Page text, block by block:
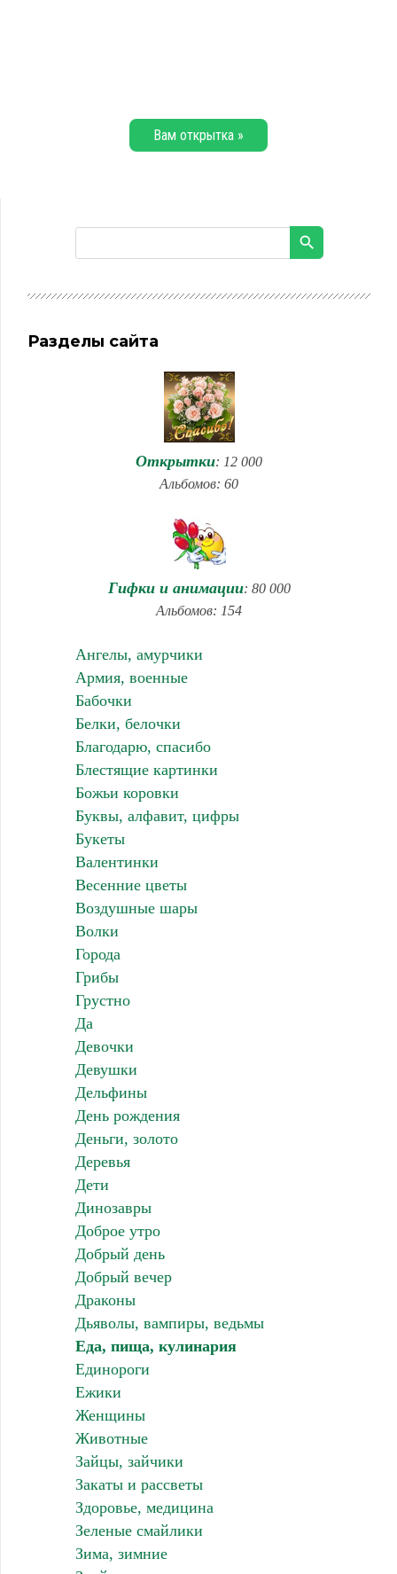
Вам открытка »
Разделы сайта
Открытки: 12 000
Альбомов: 60
Гифки и анимации: 80 000
Альбомов: 154
Ангелы, амурчики
Армия, военные
Бабочки
Белки, белочки
Благодарю, спасибо
Блестящие картинки
Божьи коровки
Буквы, алфавит, цифры
Букеты
Валентинки
Весенние цветы
Воздушные шары
Волки
Города
Грибы
Грустно
Да
Девочки
Девушки
Дельфины
День рождения
Деньги, золото
Деревья
Дети
Динозавры
Доброе утро
Добрый день
Добрый вечер
Драконы
Дьяволы, вампиры, ведьмы
Еда, пища, кулинария
Единороги
Ежики
Женщины
Животные
Зайцы, зайчики
Закаты и рассветы
Здоровье, медицина
Зеленые смайлики
Зима, зимние